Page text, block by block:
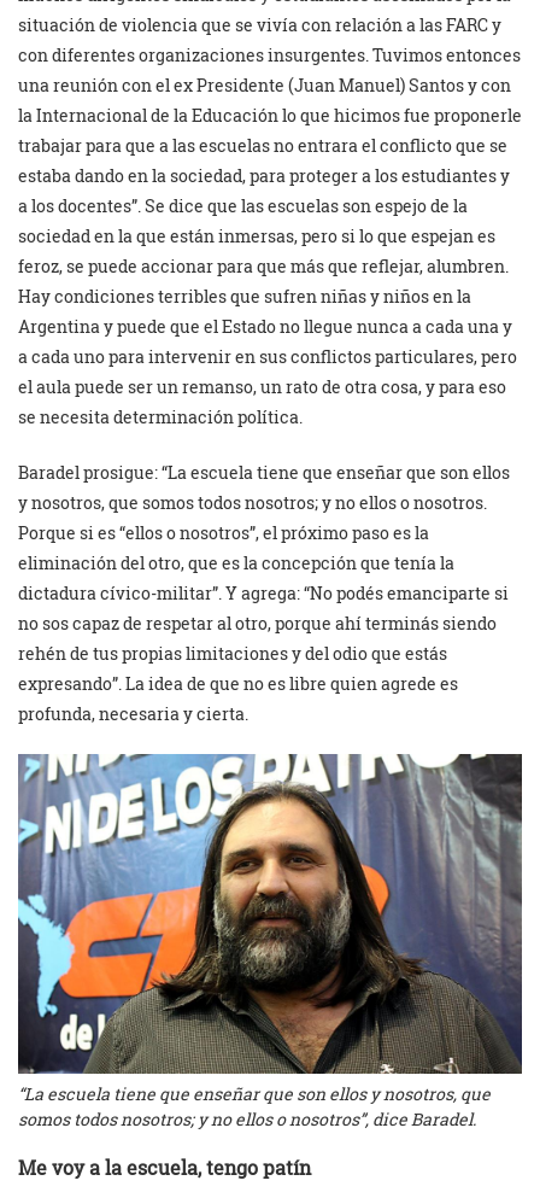
situación de violencia que se vivía con relación a las FARC y
con diferentes organizaciones insurgentes. Tuvimos entonces
una reunión con el ex Presidente (Juan Manuel) Santos y con
la Internacional de la Educación lo que hicimos fue proponerle
trabajar para que a las escuelas no entrara el conflicto que se
estaba dando en la sociedad, para proteger a los estudiantes y
a los docentes”. Se dice que las escuelas son espejo de la
sociedad en la que están inmersas, pero si lo que espejan es
feroz, se puede accionar para que más que reflejar, alumbren.
Hay condiciones terribles que sufren niñas y niños en la
Argentina y puede que el Estado no llegue nunca a cada una y
a cada uno para intervenir en sus conflictos particulares, pero
el aula puede ser un remanso, un rato de otra cosa, y para eso
se necesita determinación política.
Baradel prosigue: “La escuela tiene que enseñar que son ellos
y nosotros, que somos todos nosotros; y no ellos o nosotros.
Porque si es “ellos o nosotros”, el próximo paso es la
eliminación del otro, que es la concepción que tenía la
dictadura cívico-militar”. Y agrega: “No podés emanciparte si
no sos capaz de respetar al otro, porque ahí terminás siendo
rehén de tus propias limitaciones y del odio que estás
expresando”. La idea de que no es libre quien agrede es
profunda, necesaria y cierta.
“La escuela tiene que enseñar que son ellos y nosotros, que
somos todos nosotros; y no ellos o nosotros”, dice Baradel.
Me voy a la escuela, tengo patín